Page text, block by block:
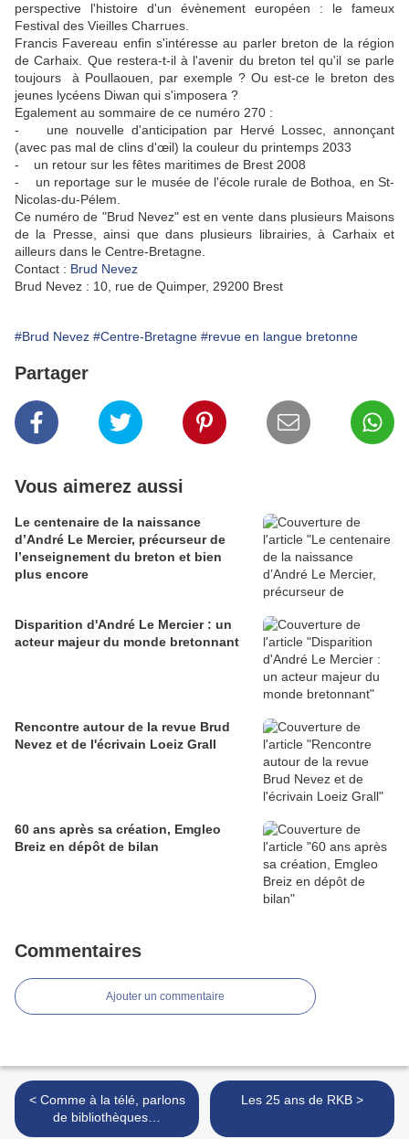
perspective l'histoire d'un évènement européen : le fameux
Festival des Vieilles Charrues.
Francis Favereau enfin s'intéresse au parler breton de la région
de Carhaix. Que restera-t-il à l'avenir du breton tel qu'il se parle
toujours à Poullaouen, par exemple ? Ou est-ce le breton des
jeunes lycéens Diwan qui s'imposera ?
Egalement au sommaire de ce numéro 270 :
- une nouvelle d'anticipation par Hervé Lossec, annonçant
(avec pas mal de clins d'œil) la couleur du printemps 2033
- un retour sur les fêtes maritimes de Brest 2008
- un reportage sur le musée de l'école rurale de Bothoa, en St-
Nicolas-du-Pélem.
Ce numéro de "Brud Nevez" est en vente dans plusieurs Maisons
de la Presse, ainsi que dans plusieurs librairies, à Carhaix et
ailleurs dans le Centre-Bretagne.
Contact : Brud Nevez
Brud Nevez : 10, rue de Quimper, 29200 Brest
#Brud Nevez #Centre-Bretagne #revue en langue bretonne
Partager
Vous aimerez aussi
Le centenaire de la naissance
d’André Le Mercier, précurseur de
l’enseignement du breton et bien
plus encore
Disparition d'André Le Mercier : un
acteur majeur du monde bretonnant
Rencontre autour de la revue Brud
Nevez et de l'écrivain Loeiz Grall
60 ans après sa création, Emgleo
Breiz en dépôt de bilan
Commentaires
Ajouter un commentaire
< Comme à la télé, parlons
de bibliothèques…
Les 25 ans de RKB >